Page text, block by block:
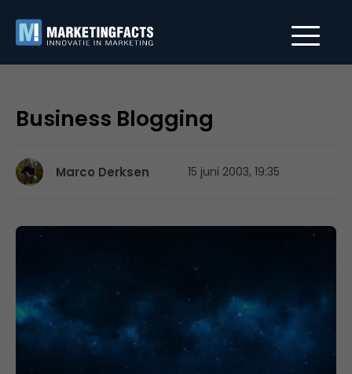
Business Blogging
Marco Derksen 15 juni 2003, 19:35